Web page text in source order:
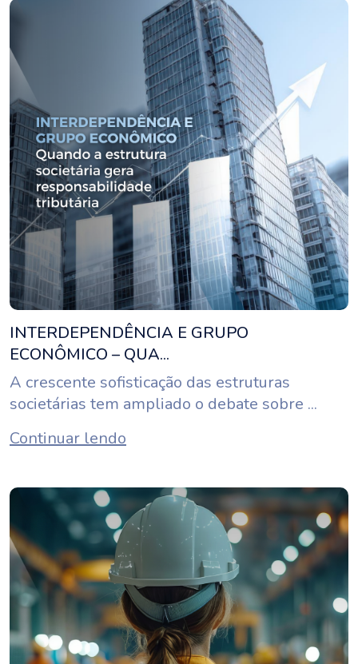
INTERDEPENDÊNCIA E GRUPO
ECONÔMICO – QUA...
A crescente sofisticação das estruturas
societárias tem ampliado o debate sobre ...
Continuar lendo